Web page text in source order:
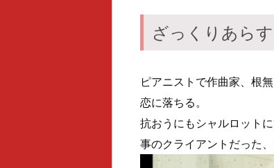
ざっくりあら
ピアニストで作曲家、根
恋に落ちる。
抗おうにもシャルロット
事のクライアントだった、